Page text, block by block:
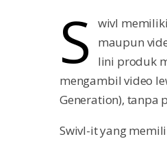
S wivl
maupun
lini produk
mengambil video
Generation), tanpa
Swivl-it yang